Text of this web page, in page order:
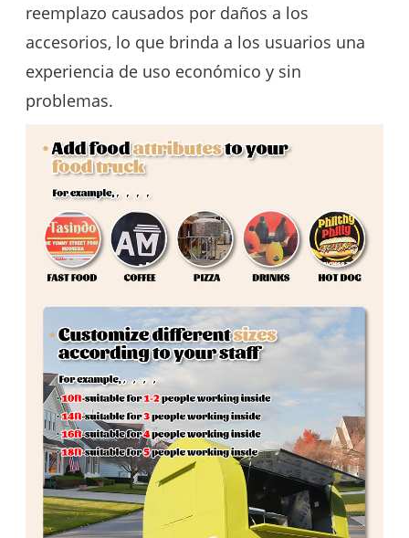
reemplazo causados ​​por daños a los
accesorios, lo que brinda a los usuarios una
experiencia de uso económico y sin
problemas.